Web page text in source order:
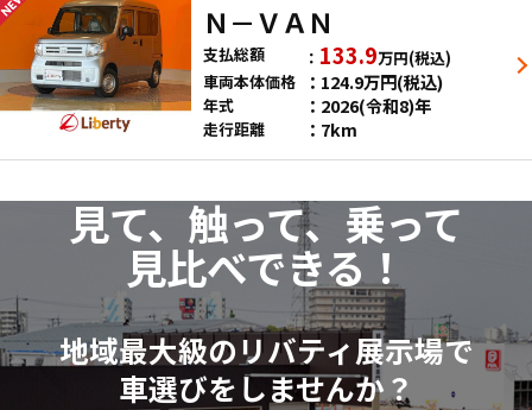
Ｎ－ＶＡＮ
支払総額 133.9万円(税込)
車両本体価格
124.9万円(税込)
年式 2026(令和8)年
走行距離 7km
見て、触って、乗って
見比べできる！
地域最大級のリバティ展示場で
車選びをしませんか？